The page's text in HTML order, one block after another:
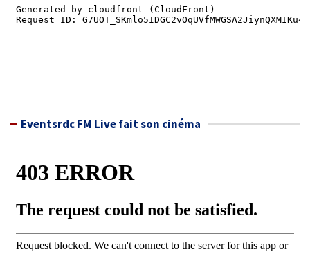
Eventsrdc FM Live fait son cinéma